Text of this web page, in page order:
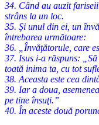
34. Când au auzit
strâns la un loc.
35. Şi unul din ei, un
întrebarea următoare:
36. „Învăţătorule, care
37. Isus i-a răspuns:
toată inima ta, cu tot
38. Aceasta este cea
39. Iar a doua,
pe tine însuţi.”
40. În aceste două